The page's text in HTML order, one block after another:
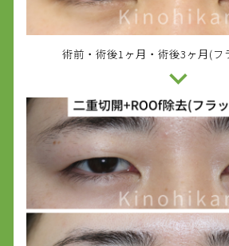
術前・術後1ヶ月・術後3ヶ月(フ